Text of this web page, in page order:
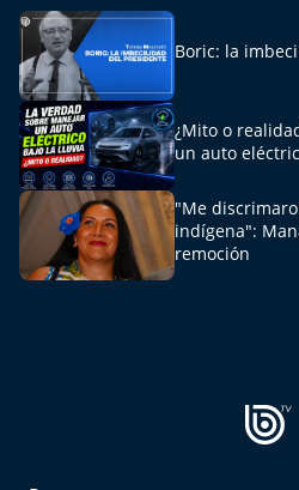
Sello de raza
Trasnoche
Reto Inmobiliario
Punto de Encuentro
Yo invito
Boric: la
¿Mito o
un auto
"Me
indígena":
remoción